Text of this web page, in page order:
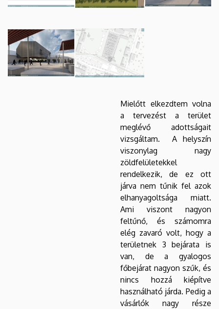
Mielőtt elkezdtem volna
a tervezést a terület
meglévő adottságait
vizsgáltam. A helyszín
viszonylag nagy
zöldfelületekkel
rendelkezik, de ez ott
járva nem tűnik fel azok
elhanyagoltsága miatt.
Ami viszont nagyon
feltűnő, és számomra
elég zavaró volt, hogy a
területnek 3 bejárata is
van, de a gyalogos
főbejárat nagyon szűk, és
nincs hozzá kiépítve
használható járda. Pedig a
vásárlók nagy része